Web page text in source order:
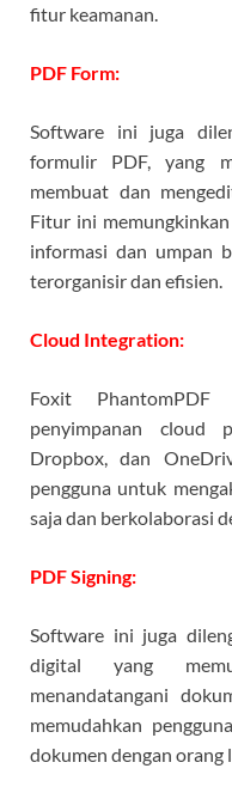
fitur keamanan.
PDF Form:
Software ini juga
formulir PDF, yang
membuat dan
Fitur ini
informasi dan umpan
terorganisir dan efisien.
Cloud Integration:
Foxit PhantomPDF
penyimpanan cloud
Dropbox, dan
pengguna untuk
saja dan berkolaborasi
PDF Signing:
Software ini juga
digital yang
menandatangani
memudahkan
dokumen dengan orang